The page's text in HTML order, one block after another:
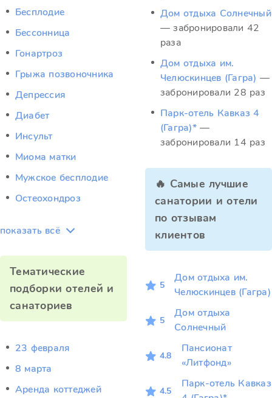
Бесплодие
Бессонница
Гонартроз
Грыжа позвоночника
Депрессия
Диабет
Инсульт
Миома матки
Мужское бесплодие
Остеохондроз
показать всё
Тематические
подборки отелей и
санаториев
23 февраля
8 марта
Аренда коттеджей
Дом отдыха Солнечный
— забронировали 42
раза
Дом отдыха им.
Челюскинцев (Гагра) —
забронировали 28 раз
Парк-отель Кавказ 4
(Гагра)* —
забронировали 14 раз
🔥 Самые лучшие
санатории и отели
по отзывам
клиентов
5
Дом отдыха им.
Челюскинцев (Гагра)
5
Дом отдыха
Солнечный
4.8
Пансионат
«Литфонд»
4.5
Парк-отель Кавказ